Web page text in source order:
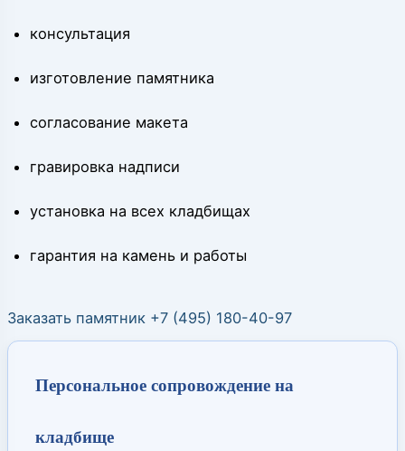
консультация
изготовление памятника
согласование макета
гравировка надписи
установка на всех кладбищах
гарантия на камень и работы
Заказать памятник +7 (495) 180-40-97
Персональное сопровождение на
кладбище